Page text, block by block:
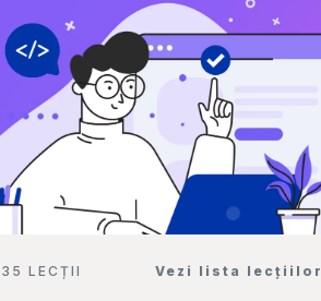
35 LECȚII Vezi lista lecțiilor